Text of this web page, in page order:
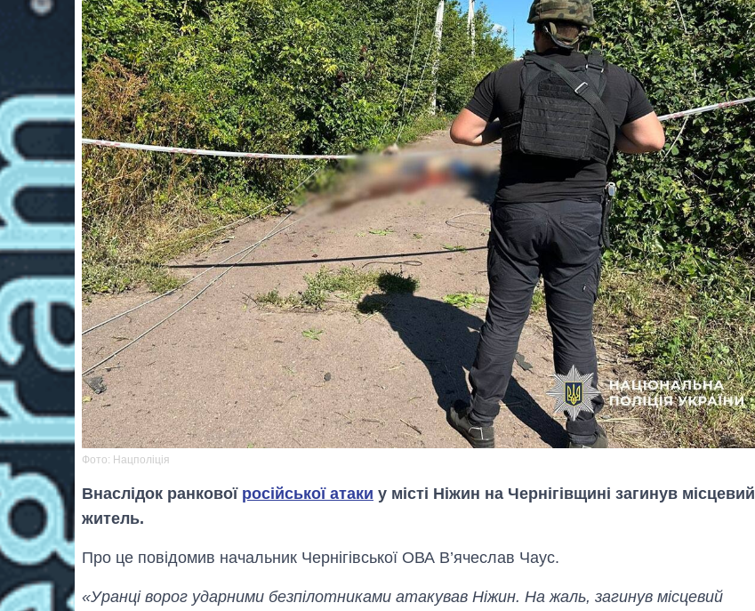
Фото: Нацполiцiя
Внаслідок ранкової російської атаки у місті Ніжин на Чернігівщині загинув місцевий
житель.
Про це повiдомив начальник Чернігівської ОВА В’ячеслав Чаус.
«Уранці ворог ударними безпілотниками атакував Ніжин. На жаль, загинув місцевий